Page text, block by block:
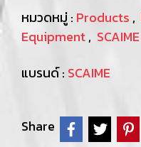
หมวดหมู่ : Products ,
Equipment, SCAIME
แบรนด์ : SCAIME
Share